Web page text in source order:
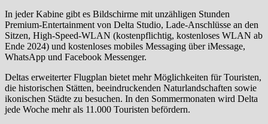
In jeder Kabine gibt es Bildschirme mit unzähligen Stunden
Premium-Entertainment von Delta Studio, Lade-Anschlüsse an den
Sitzen, High-Speed-WLAN (kostenpflichtig, kostenloses WLAN ab
Ende 2024) und kostenloses mobiles Messaging über iMessage,
WhatsApp und Facebook Messenger.
Deltas erweiterter Flugplan bietet mehr Möglichkeiten für Touristen,
die historischen Stätten, beeindruckenden Naturlandschaften sowie
ikonischen Städte zu besuchen. In den Sommermonaten wird Delta
jede Woche mehr als 11.000 Touristen befördern.